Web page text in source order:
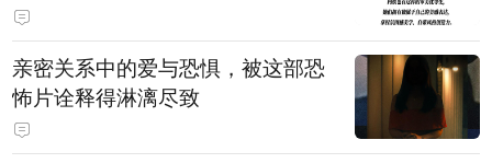
亲密关系中的爱与恐惧，被这部恐
怖片诠释得淋漓尽致